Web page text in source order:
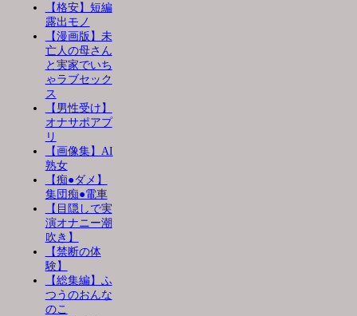
【格安】短編
露出モノ
【漫画版】未
亡人の母さん
と実家でいち
ゃラブセック
ス
【男性受け】
オナサポアプ
リ
【画像集】AI
熟女
【痴●ダメ】
集団痴●電車
【目隠しで実
演オナニー潮
吹き】
【禁断の体
験】
【総集編】ふ
つうのおんな
のこ